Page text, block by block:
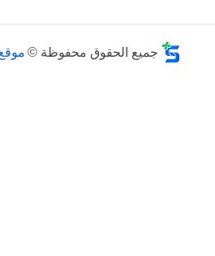
جميع الحقوق محفوظة ©